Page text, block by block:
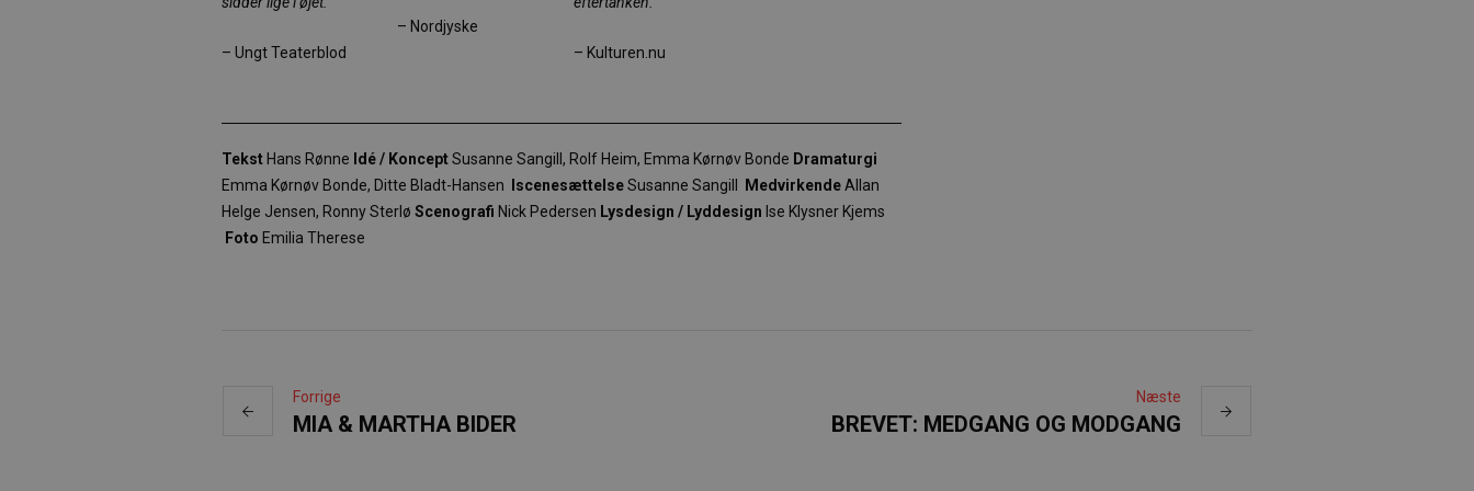
– Ungt Teaterblod
– Nordjyske
– Kulturen.nu
Tekst Hans Rønne Idé/ KonceptSusanne Sangill, Rolf Heim, Emma Kørnøv Bonde Dramaturgi
Emma Kørnøv Bonde, Ditte Bladt-Hansen
IscenesættelseSusanne Sangill MedvirkendeAllan
Helge Jensen, Ronny Sterlø Scenografi Nick Pedersen Lysdesign / Lyddesign Ise Klysner Kjems
Foto Emilia Therese
Forrige
MIA & MARTHA BIDER
Næste
BREVET: MEDGANG OG MODGANG